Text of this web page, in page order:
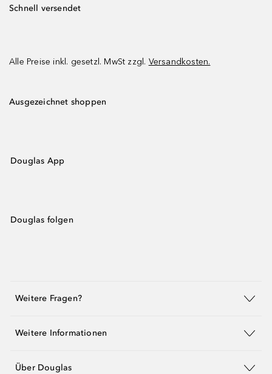
Schnell versendet
Alle Preise inkl. gesetzl. MwSt zzgl. Versandkosten.
Ausgezeichnet shoppen
Douglas App
Douglas folgen
Weitere Fragen?
Weitere Informationen
Über Douglas